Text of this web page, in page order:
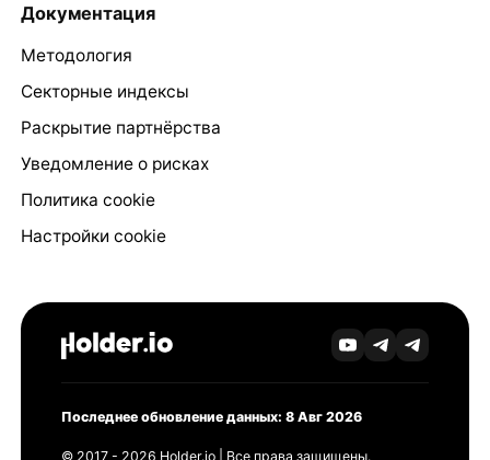
Документация
Методология
Секторные индексы
Раскрытие партнёрства
Уведомление о рисках
Политика cookie
Настройки cookie
Последнее обновление данных: 8 Авг 2026
© 2017 - 2026 Holder.io | Все права защищены.